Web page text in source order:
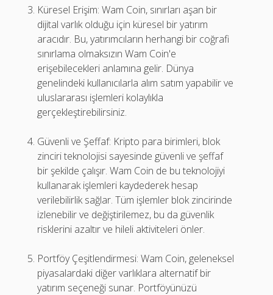
Küresel Erişim: Wam Coin, sınırları aşan bir
dijital varlık olduğu için küresel bir yatırım
aracıdır. Bu, yatırımcıların herhangi bir coğrafi
sınırlama olmaksızın Wam Coin'e
erişebilecekleri anlamına gelir. Dünya
genelindeki kullanıcılarla alım satım yapabilir ve
uluslararası işlemleri kolaylıkla
gerçekleştirebilirsiniz.
Güvenli ve Şeffaf: Kripto para birimleri, blok
zinciri teknolojisi sayesinde güvenli ve şeffaf
bir şekilde çalışır. Wam Coin de bu teknolojiyi
kullanarak işlemleri kaydederek hesap
verilebilirlik sağlar. Tüm işlemler blok zincirinde
izlenebilir ve değiştirilemez, bu da güvenlik
risklerini azaltır ve hileli aktiviteleri önler.
Portföy Çeşitlendirmesi: Wam Coin, geleneksel
piyasalardaki diğer varlıklara alternatif bir
yatırım seçeneği sunar. Portföyünüzü